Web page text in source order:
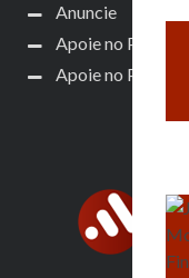
Anuncie
Apoie no Patreon
Apoie no Padrim!